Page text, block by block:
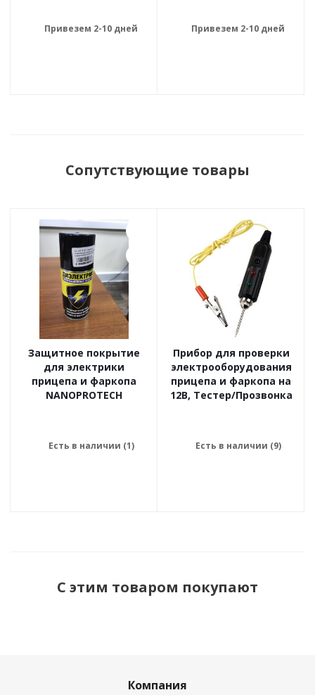
Привезем 2-10 дней Привезем 2-10 дней
Сопутствующие товары
Защитное покрытие
для электрики
прицепа и фаркопа
NANOPROTECH
Есть в наличии (1)
Прибор для проверки
электрооборудования
прицепа и фаркопа на
12В, Тестер/Прозвонка
Есть в наличии (9)
С этим товаром покупают
Компания